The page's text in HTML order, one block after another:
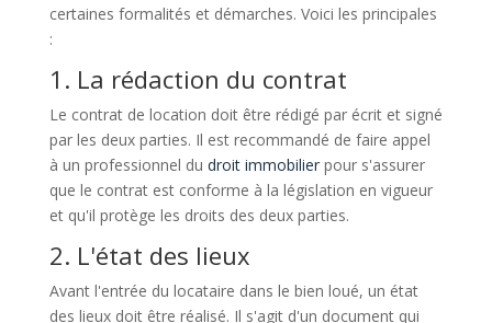
certaines formalités et démarches. Voici les principales
:
1. La rédaction du contrat
Le contrat de location doit être rédigé par écrit et signé
par les deux parties. Il est recommandé de faire appel
à un professionnel du droit immobilierpour s'assurer
que le contrat est conforme à la législation en vigueur
et qu'il protège les droits des deux parties.
2. L'état des lieux
Avant l'entrée du locataire dans le bien loué, un état
des lieux doit être réalisé. Il s'agit d'un document qui